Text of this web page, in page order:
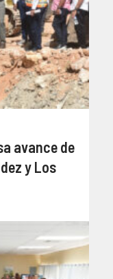
avance de
y Los